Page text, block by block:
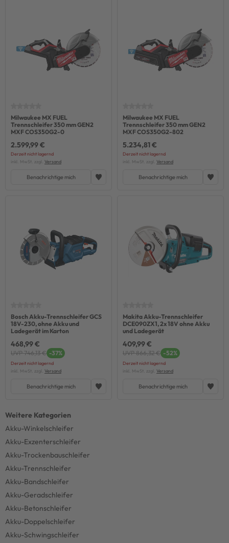
Milwaukee MX FUEL
Trennschleifer 350 mm GEN2
MXF COS350G2-0
2.599,99 €
Derzeit nicht lagernd
inkl. MwSt. zzgl. Versand
Benachrichtige mich
Milwaukee MX FUEL
Trennschleifer 350 mm GEN2
MXF COS350G2-802
5.234,81 €
Derzeit nicht lagernd
inkl. MwSt. zzgl. Versand
Benachrichtige mich
Bosch Akku-Trennschleifer GCS
18V-230, ohne Akku und
Ladegerät im Karton
468,99 €
UVP 746,13 € -37%
Derzeit nicht lagernd
inkl. MwSt. zzgl. Versand
Benachrichtige mich
Makita Akku-Trennschleifer
DCE090ZX1, 2x 18V ohne Akku
und Ladegerät
409,99 €
UVP 866,32 € -52%
Derzeit nicht lagernd
inkl. MwSt. zzgl. Versand
Benachrichtige mich
Akku-Winkelschleifer
Akku-Exzenterschleifer
Akku-Trockenbauschleifer
Akku-Trennschleifer
Akku-Bandschleifer
Akku-Geradschleifer
Akku-Betonschleifer
Akku-Doppelschleifer
Akku-Schwingschleifer